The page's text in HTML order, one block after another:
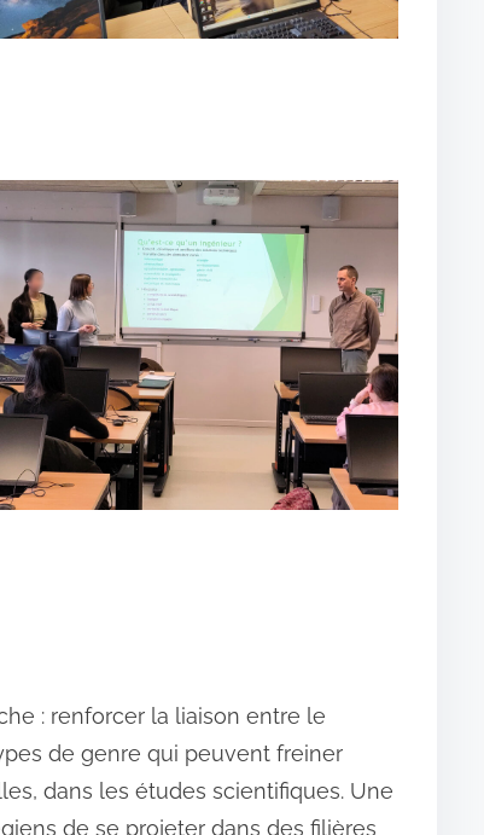
: renforcer la liaison entre le
de genre qui peuvent freiner
dans les études scientifiques. Une
de se projeter dans des filières